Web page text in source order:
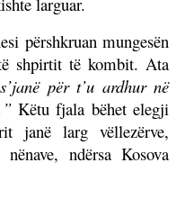
përshkruan mungesën
shpirtit të kombit. Ata
për t’u ardhur në
Këtu fjala bëhet elegji
janë larg vëllezërve,
ndërsa Kosova